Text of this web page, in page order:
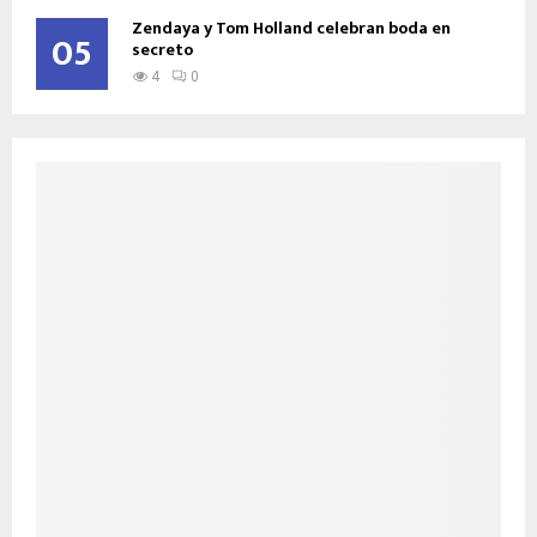
05 Zendaya y Tom Holland celebran boda en
secreto
4 0